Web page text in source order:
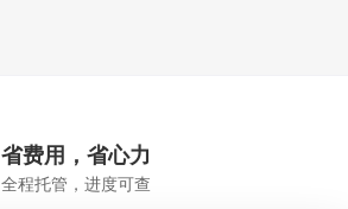
省费用，省心力
全程托管，进度可查